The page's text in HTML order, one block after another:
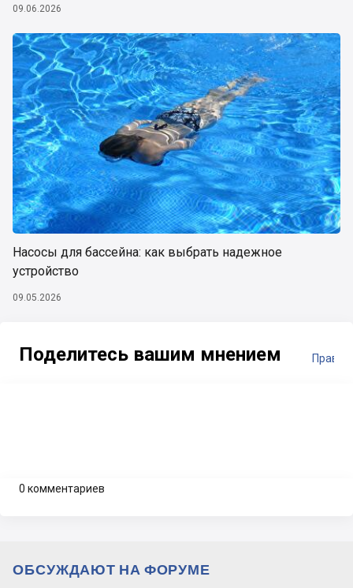
09.06.2026
Насосы для бассейна: как выбрать надежное
устройство
09.05.2026
Поделитесь вашим мнением
0 комментариев
ОБСУЖДАЮТ НА ФОРУМЕ